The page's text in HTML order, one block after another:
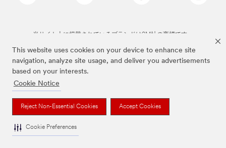
This website uses cookies on your device to enhance site
navigation, analyze site usage, and deliver you advertisements
based on your interests.
Cookie Notice
Reject Non-Essential Cookies Accept Cookies
Cookie Preferences
当サイト上に掲載されているブランドは3M社の商標です。